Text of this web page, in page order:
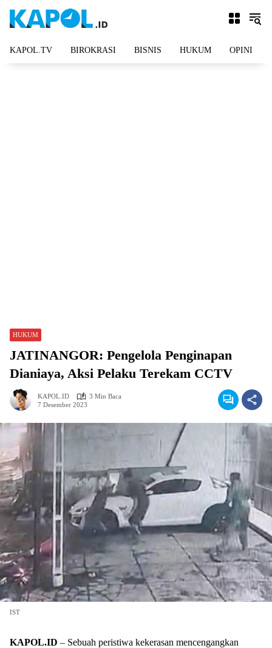
KAPOL.TV BIROKRASI BISNIS HUKUM OPINI
HUKUM
JATINANGOR: Pengelola Penginapan
Dianiaya, Aksi Pelaku Terekam CCTV
KAPOL.ID
3 Min Baca
7 Desember 2023
IST
KAPOL.ID – Sebuah peristiwa kekerasan mencengangkan